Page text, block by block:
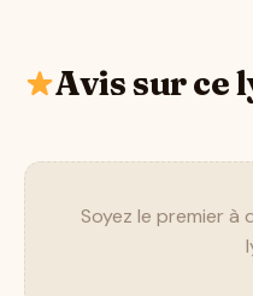
Avis sur ce
Soyez le premier à